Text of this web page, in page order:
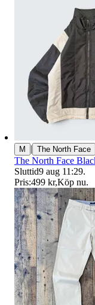
M | The North Face
The North Face
Sluttid9 aug 11:29.
Pris:499 kr,Köp nu.